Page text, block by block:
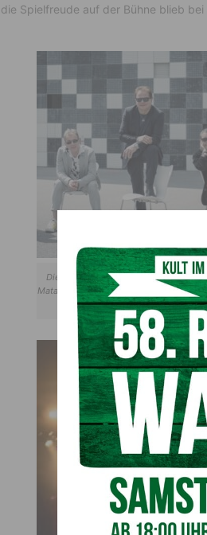
Spielfreude auf der Bühne blieb
Die Opus Band wird am 27. Juni 2025
Matakustix die Klagenfurter Ostbucht
@zVG Opus Band